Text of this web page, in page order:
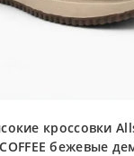
кроссовки
бежевые